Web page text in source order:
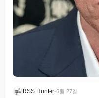
RSS Hunter•6월 27일